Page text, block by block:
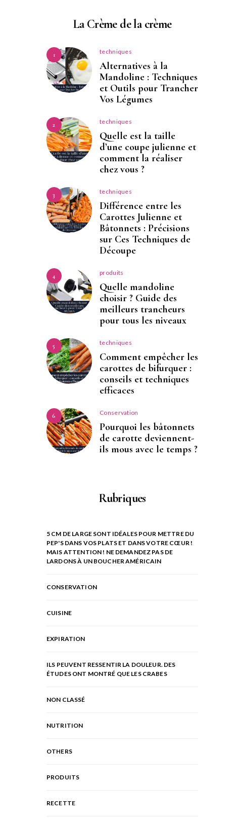
La Crème de la crème
1 techniques
Alternatives à la
Mandoline : Techniques
et Outils pour Trancher
Vos Légumes
2 techniques
Quelle est la taille
d’une coupe julienne et
comment la réaliser
chez vous ?
3 techniques
Différence entre les
Carottes Julienne et
Bâtonnets : Précisions
sur Ces Techniques de
Découpe
4 produits
Quelle mandoline
choisir ? Guide des
meilleurs trancheurs
pour tous les niveaux
5 techniques
Comment empêcher les
carottes de bifurquer :
conseils et techniques
efficaces
6 Conservation
Pourquoi les bâtonnets
de carotte deviennent-
ils mous avec le temps ?
Rubriques
5 CM DE LARGE SONT IDÉALES POUR METTRE DU
PEP'S DANS VOS PLATS ET DANS VOTRE CŒUR !
MAIS ATTENTION ! NE DEMANDEZ PAS DE
LARDONS À UN BOUCHER AMÉRICAIN
CONSERVATION
CUISINE
EXPIRATION
ILS PEUVENT RESSENTIR LA DOULEUR. DES
ÉTUDES ONT MONTRÉ QUE LES CRABES
NON CLASSÉ
NUTRITION
OTHERS
PRODUITS
RECETTE